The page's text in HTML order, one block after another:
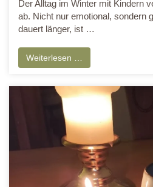
Der Alltag im Winter mit Kindern
ab. Nicht nur emotional, sondern
dauert länger, ist …
Weiterlesen …